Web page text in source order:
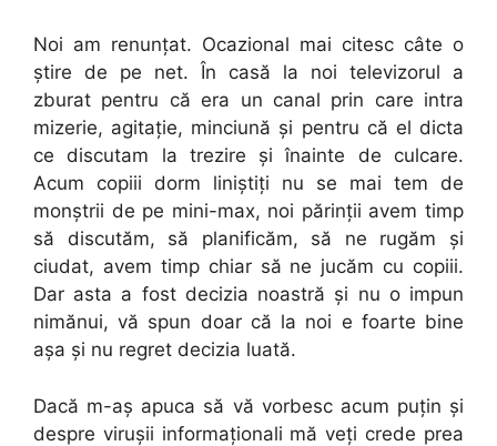
Noi am renunţat. Ocazional mai citesc câte o
ştire de pe net. În casă la noi televizorul a
zburat pentru că era un canal prin care intra
mizerie, agitaţie, minciună şi pentru că el dicta
ce discutam la trezire şi înainte de culcare.
Acum copiii dorm liniştiţi nu se mai tem de
monştrii de pe mini-max, noi părinţii avem timp
să discutăm, să planificăm, să ne rugăm şi
ciudat, avem timp chiar să ne jucăm cu copiii.
Dar asta a fost decizia noastră şi nu o impun
nimănui, vă spun doar că la noi e foarte bine
aşa şi nu regret decizia luată.
Dacă m-aş apuca să vă vorbesc acum puţin şi
despre viruşii informaţionali mă veţi crede prea